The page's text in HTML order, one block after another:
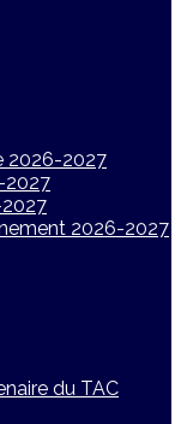
2026-2027
2027
2026-2027
du TAC